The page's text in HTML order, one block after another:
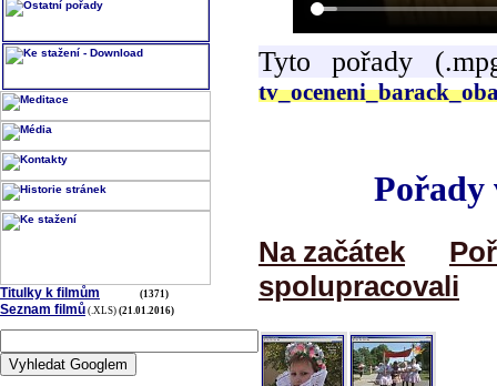
Titulky k filmům (1371)
Seznam filmů (.XLS) (21.01.2016)
Tyto pořady
Pořady
Na začátek
spolupracovali